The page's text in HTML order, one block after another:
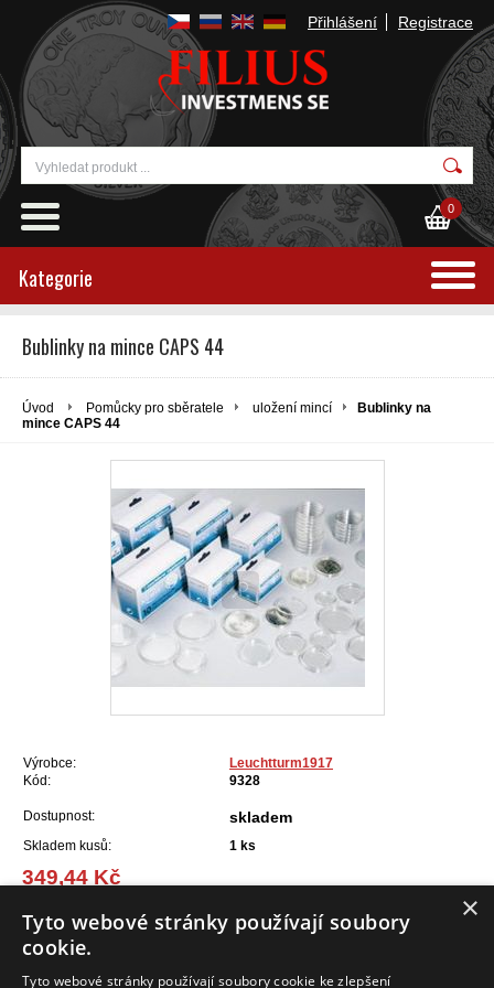
Přihlášení Registrace
0
Kategorie
Bublinky na mince CAPS 44
Úvod Pomůcky pro sběratele uložení mincí
Bublinky na
mince CAPS 44
Výrobce:
Leuchtturm1917
Kód:
9328
Dostupnost: skladem
Skladem kusů: 1 ks
349,44 Kč
×
Tyto webové stránky používají soubory
cookie.
Tyto webové stránky používají soubory cookie ke zlepšení